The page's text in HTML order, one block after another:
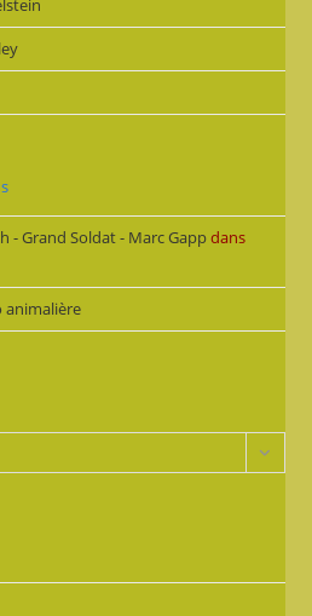
- Grand Soldat - Marc Gappdans
animalière